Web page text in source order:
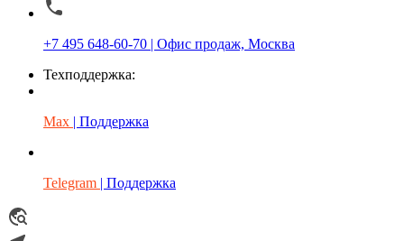
+7 495 648-60-70 | Офис продаж, Москва
Техподдержка:
Max | Поддержка
Telegram | Поддержка